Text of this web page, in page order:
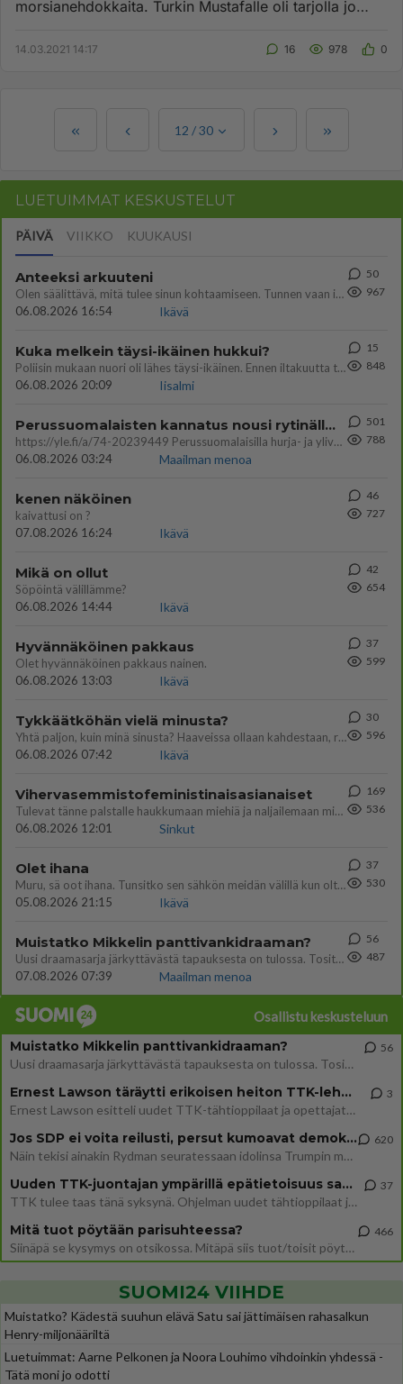
morsianehdokkaita. Turkin Mustafalle oli tarjolla jo
14.03.2021 14:17 16 978 0
12 /30
LUETUIMMAT KESKUSTELUT
PÄIVÄ VIIKKO KUUKAUSI
Anteeksi arkuuteni
Olen säälittävä, mitä tulee sinun kohtaamiseen. Tunnen vaan itseni todella epävarmaksi sun kanssa. Jos minun olisi pitän
06.08.2026 16:54
Ikävä
50
967
Kuka melkein täysi-ikäinen hukkui?
Poliisin mukaan nuori oli lähes täysi-ikäinen. Ennen iltakuutta tulleen ilmoituksen mukaan ihminen oli joutunut mahdoll
06.08.2026 20:09
Iisalmi
15
848
Perussuomalaisten kannatus nousi rytinällä Ylen tänään julkaisemassa tuoreimmassa gallup-kyselyssä.
https://yle.fi/a/74-20239449 Perussuomalaisilla hurja- ja ylivoimaisesti suurin nousu tässä uudessa Ylen gallupissa. Kyl
06.08.2026 03:24
Maailman menoa
501
788
kenen näköinen
kaivattusi on ?
07.08.2026 16:24
Ikävä
46
727
Mikä on ollut
Söpöintä välillämme?
06.08.2026 14:44
Ikävä
42
654
Hyvännäköinen pakkaus
Olet hyvännäköinen pakkaus nainen.
06.08.2026 13:03
Ikävä
37
599
Tykkäätköhän vielä minusta?
Yhtä paljon, kuin minä sinusta? Haaveissa ollaan kahdestaan, rauhassa ja lähennytään fyysisesti ja tutustutaan syvemmin
06.08.2026 07:42
Ikävä
30
596
Vihervasemmistofeministinaisasianaiset
Tulevat tänne palstalle haukkumaan miehiä ja naljailemaan miehelle, kehuvat olevansa heitä parempia. Itse asuvat MIEHE
06.08.2026 12:01
Sinkut
169
536
Olet ihana
Muru, sä oot ihana. Tunsitko sen sähkön meidän välillä kun oltiin ihan låhekkäin? 👩‍❤️‍👩❤️😼😘
05.08.2026 21:15
Ikävä
37
530
Muistatko Mikkelin panttivankidraaman?
Uusi draamasarja järkyttävästä tapauksesta on tulossa. Tositapahtumiin perustuva sarja ammentaa vuoden 1986 Mikkelin pan
07.08.2026 07:39
Maailman menoa
56
487
Osallistu keskusteluun
Muistatko Mikkelin panttivankidraaman?
Uusi draamasarja järkyttävästä tapauksesta on tulossa. Tositapahtumiin perustuva sarja ammentaa vuoden 1986 Mikkelin pan
56
Ernest Lawson täräytti erikoisen heiton TTK-lehdistötilaisuudessa: " Onko tässä tarkoituksena...?"
Ernest Lawson esitteli uudet TTK-tähtioppilaat ja opettajat torstaina 6.8. lehdistölle. Tulevalla kaudella on yksi hausk
3
Jos SDP ei voita reilusti, persut kumoavat demokratian Suomesta
Näin tekisi ainakin Rydman seuratessaan idolinsa Trumpin mallia https://www.is.fi/politiikka/art-2000012187244.html
620
Uuden TTK-juontajan ympärillä epätietoisuus sakenee - Nyt MTV hämmentää soppaa
TTK tulee taas tänä syksynä. Ohjelman uudet tähtioppilaat julkistetaan torstaina 6. elokuuta klo 14 alkavassa lehdistö
37
Mitä tuot pöytään parisuhteessa?
Siinäpä se kysymys on otsikossa. Mitäpä siis tuot/toisit pöytään parisuhteessa? Oletko mies vai nainen? Koetko sen mitä
466
SUOMI24 VIIHDE
Muistatko? Kädestä suuhun elävä Satu sai jättimäisen rahasalkun
Henry-miljonääriltä
Luetuimmat: Aarne Pelkonen ja Noora Louhimo vihdoinkin yhdessä -
Tätä moni jo odotti